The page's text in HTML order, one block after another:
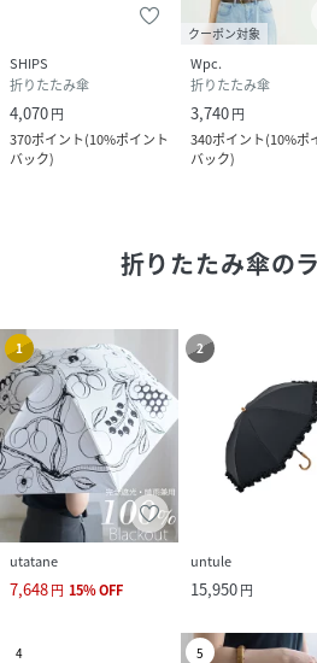
SHIPS
折りたたみ傘
4,070円
370ポイント(10%ポイント
バック)
クーポン対象
Wpc.
折りたたみ傘
3,740円
340ポイント(10%ポ
バック)
折りたたみ傘の
1
utatane
7,648円 15%OFF
2
untule
15,950円
4 5